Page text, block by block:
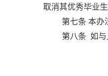
取消其优秀毕业
第七条 本办
第八条 如与